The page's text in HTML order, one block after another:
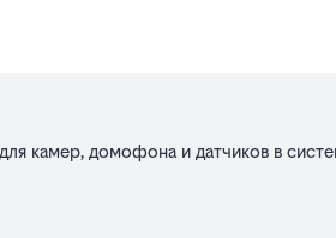
камер, домофона и датчиков в